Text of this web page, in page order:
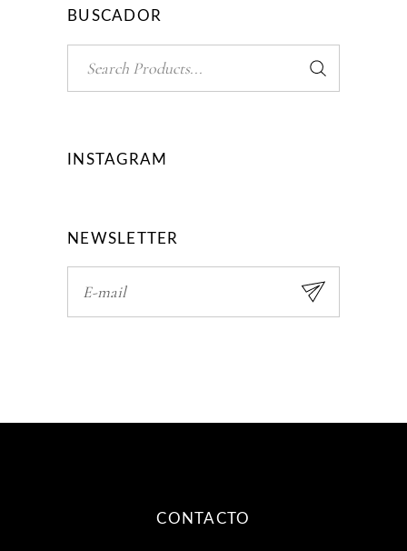
BUSCADOR
INSTAGRAM
NEWSLETTER
CONTACTO